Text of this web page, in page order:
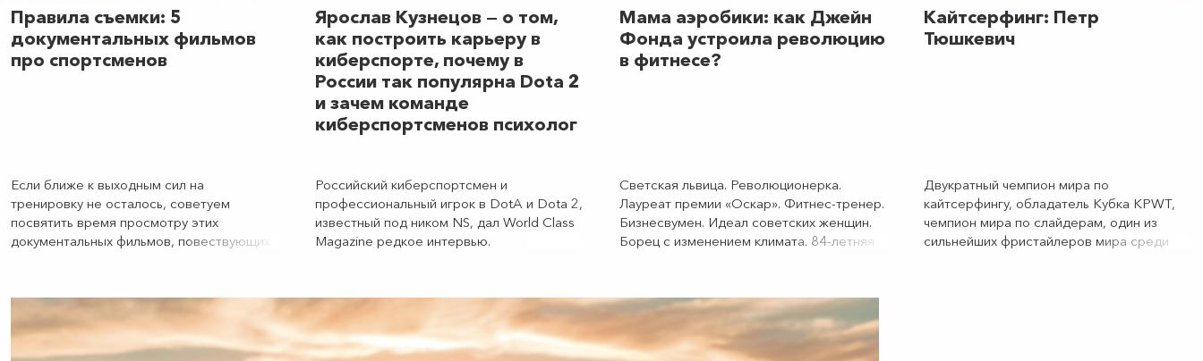
Правила съемки: 5
документальных фильмов
про спортсменов
Если ближе к выходным сил на
тренировку не осталось, советуем
посвятить время просмотру этих
документальных фильмов, повествующих
новыми силами и вдохновением, но и в
прежней форме, меняем попкорн на
исключительно полезные снеки!
Ярослав Кузнецов — о том,
как построить карьеру в
киберспорте, почему в
России так популярна Dota 2
и зачем команде
киберспортсменов психолог
Российский киберспортсмен и
профессиональный игрок в DotA и Dota 2,
известный под ником NS, дал World Class
Magazine редкое интервью.
Мама аэробики: как Джейн
Фонда устроила революцию
в фитнесе?
Светская львица. Революционерка.
Лауреат премии «Оскар». Фитнес-тренер.
Бизнесвумен. Идеал советских женщин.
Борец с изменением климата. 84-летняя
человек — знаменитая Джейн Фонда.
Кайтсерфинг: Петр
Тюшкевич
Двукратный чемпион мира по
кайтсерфингу, обладатель Кубка KPWT,
чемпион мира по слайдерам, один из
сильнейших фристайлеров мира среди